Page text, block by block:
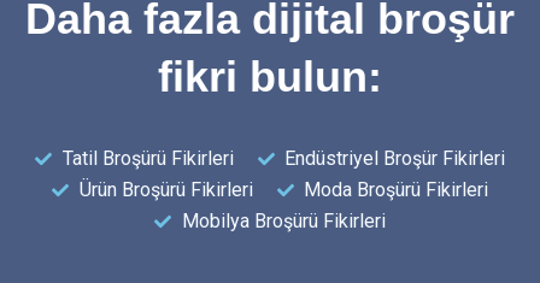
Daha fazla dijital broşür
fikri bulun:
Tatil Broşürü Fikirleri
Endüstriyel Broşür Fikirleri
Ürün Broşürü Fikirleri
Moda Broşürü Fikirleri
Mobilya Broşürü Fikirleri